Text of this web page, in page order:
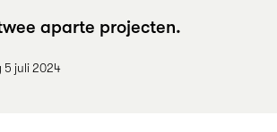
aparte projecten.
5 juli 2024